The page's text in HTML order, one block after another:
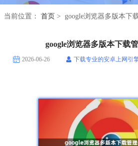
当前位置： 首页 > google浏览器多版本下
google浏览器多版本下载
2026-06-26 下载专业的安卓上网引